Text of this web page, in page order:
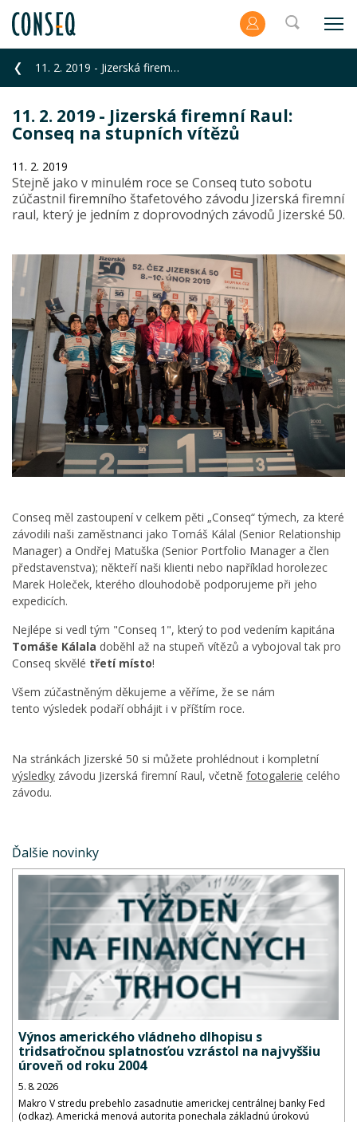
11. 2. 2019 - Jizerská firemní Raul: Conseq na stupních vítězů
11. 2. 2019 - Jizerská firemní Raul:
Conseq na stupních vítězů
11. 2. 2019
Stejně jako v minulém roce se Conseq tuto sobotu
zúčastnil firemního štafetového závodu Jizerská firemní
raul, který je jedním z doprovodných závodů Jizerské 50.
Conseq měl zastoupení v celkem pěti „Conseq“ týmech, za které
závodili naši zaměstnanci jako Tomáš Kálal (Senior Relationship
Manager) a Ondřej Matuška (Senior Portfolio Manager a člen
představenstva); někteří naši klienti nebo například horolezec
Marek Holeček, kterého dlouhodobě podporujeme při jeho
expedicích.
Nejlépe si vedl tým "Conseq 1", který to pod vedením kapitána
Tomáše Kálala doběhl až na stupeň vítězů a vybojoval tak pro
Conseq skvělé třetí místo!
Všem zúčastněným děkujeme a věříme, že se nám
tento výsledek podaří obhájit i v příštím roce.
Na stránkách Jizerské 50 si můžete prohlédnout i kompletní
výsledky závodu Jizerská firemní Raul, včetně fotogalerie celého
závodu.
Ďalšie novinky
Výnos amerického vládneho dlhopisu s
tridsaťročnou splatnosťou vzrástol na najvyššiu
úroveň od roku 2004
5. 8. 2026
Makro V stredu prebehlo zasadnutie americkej centrálnej banky Fed
(odkaz). Americká menová autorita ponechala základnú úrokovú